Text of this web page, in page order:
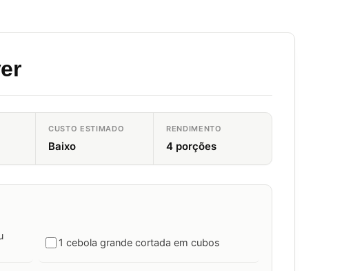
CUSTO ESTIMADO
Baixo
RENDIMENTO
4 porções
1 cebola grande cortada em cubos